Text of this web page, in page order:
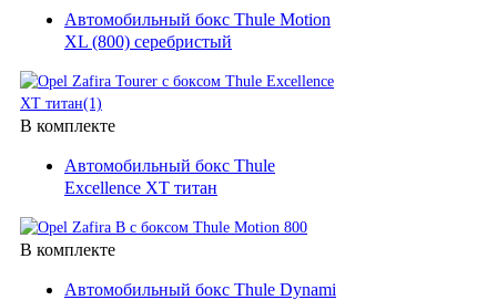
Автомобильный бокс Thule Motion
XL (800) серебристый
В комплекте
Автомобильный бокс Thule
Excellence XT титан
В комплекте
Автомобильный бокс Thule Dynamic